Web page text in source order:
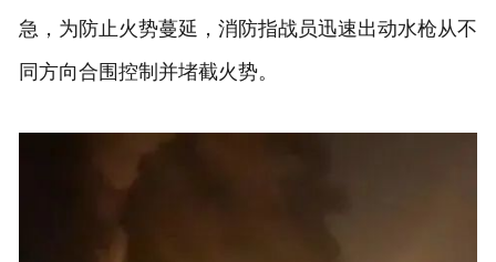
急，为防止火势蔓延，消防指战员迅速出动水枪从不
同方向合围控制并堵截火势。